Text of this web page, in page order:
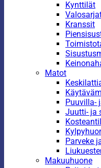
Kynttilät
Kranssit
Matot
Puuvilla-
Juutti- ja
Parveke
Makuuhuone